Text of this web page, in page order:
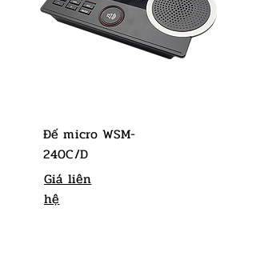
Đế micro WSM-
240C/D
Giá liên
hệ